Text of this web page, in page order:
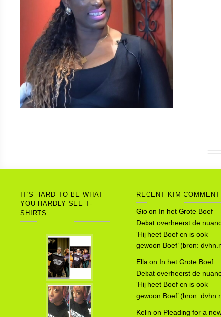
IT'S HARD TO BE WHAT
YOU HARDLY SEE T-
SHIRTS
RECENT KIM
Gio on In het Grote Boef
Debat overheerst de
‘Hij heet Boef en is ook
gewoon Boef’ (bron:
Ella on In het Grote Boef
Debat overheerst de
‘Hij heet Boef en is ook
gewoon Boef’ (bron:
Kelin on Pleading for a new